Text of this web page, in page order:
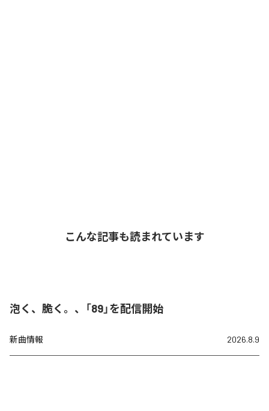
こんな記事も読まれています
泡く、脆く。、「89」を配信開始
新曲情報 2026.8.9